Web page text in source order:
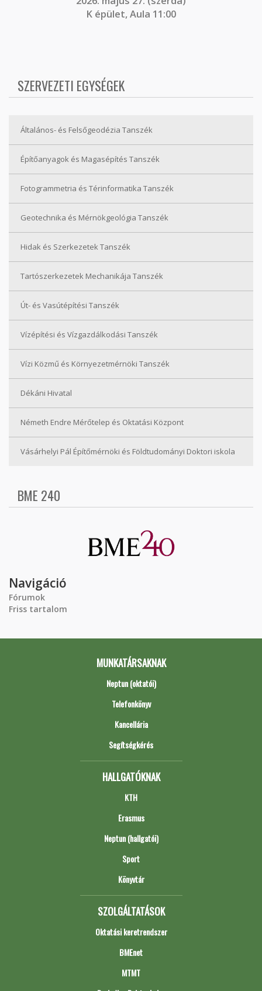
K épület, Aula 11:00
SZERVEZETI EGYSÉGEK
Általános- és Felsőgeodézia Tanszék
Építőanyagok és Magasépítés Tanszék
Fotogrammetria és Térinformatika Tanszék
Geotechnika és Mérnökgeológia Tanszék
Hidak és Szerkezetek Tanszék
Tartószerkezetek Mechanikája Tanszék
Út- és Vasútépítési Tanszék
Vízépítési és Vízgazdálkodási Tanszék
Vízi Közmű és Környezetmérnöki Tanszék
Dékáni Hivatal
Németh Endre Mérőtelep és Oktatási Központ
Vásárhelyi Pál Építőmérnöki és Földtudományi Doktori iskola
BME 240
Navigáció
Fórumok
Friss tartalom
MUNKATÁRSAKNAK
Neptun (oktatói)
Telefonkönyv
Kancellária
Segítségkérés
HALLGATÓKNAK
KTH
Erasmus
Neptun (hallgatói)
Sport
Könyvtár
SZOLGÁLTATÁSOK
Oktatási keretrendszer
BMEnet
MTMT